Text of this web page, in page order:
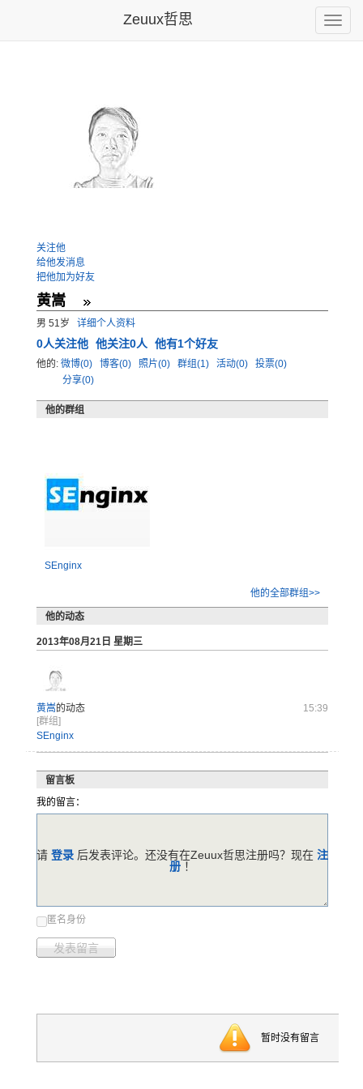
Toggle
Zeuux哲思
关注他
给他发消息
把他加为好友
黄嵩
男 51岁 详细个人资料
0人关注他 他关注0人 他有1个好友
他的: 微博(0) 博客(0) 照片(0) 群组(1) 活动(0)
投票(0)
分享(0)
他的群组
SEnginx
他的全部群组>>
他的动态
2013年08月21日 星期三
黄嵩的动态
15:39
[群组]
SEnginx
留言板
我的留言：
匿名身份
发表留言
请 登录 后发表评论。还没有在Zeuux哲思注册吗？现在 注
册 ！
暂时没有留言